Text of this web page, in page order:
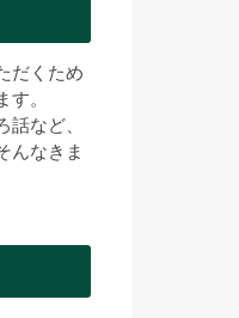
だくため
。
など、
んなきま